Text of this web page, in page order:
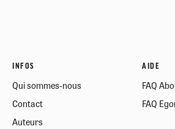
INFOS
Qui sommes-nous
Contact
Auteurs
AIDE
FAQ
FAQ